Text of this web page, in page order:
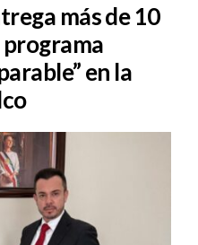
más de 10
programa
en la